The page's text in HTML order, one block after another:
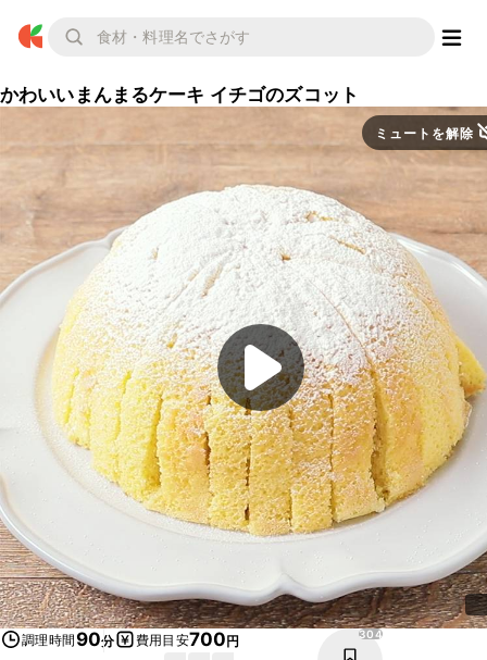
かわいいまんまるケーキ イチゴのズコット
ミュートを解除
調理時間90分 費用目安700円 304